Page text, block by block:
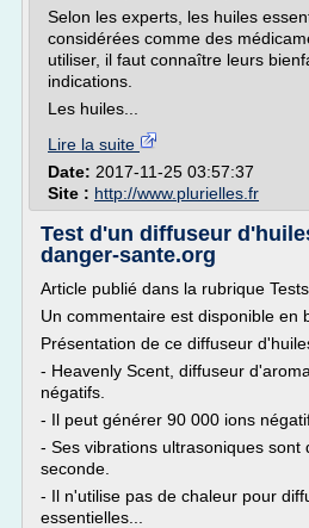
Selon les experts, les huiles
considérées comme des
utiliser, il faut connaître leurs
indications.
Les huiles...
Lire la suite
Date: 2017-11-25 03:57:37
Site : http://www.plurielles.fr
Test d'un diffuseur
danger-sante.org
Article publié dans la rubrique
Un commentaire est disponible en
Présentation de ce diffuseur
- Heavenly Scent, diffuseur
négatifs.
- Il peut générer 90 000 ions
- Ses vibrations ultrasoniques sont
seconde.
- Il n'utilise pas de chaleur pour
essentielles...